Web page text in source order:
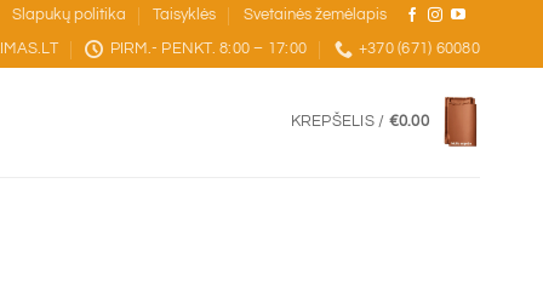
Slapukų politika Taisyklės Svetainės žemėlapis
PIRM.- PENKT. 8:00 – 17:00 +370 (671) 60080
KREPŠELIS / €0.00